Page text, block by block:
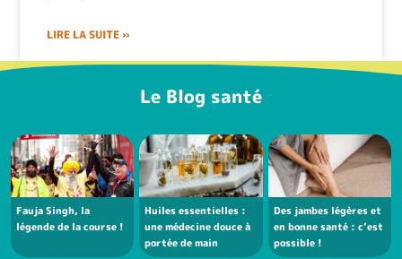
LIRE LA SUITE »
Le Blog santé
Fauja Singh, la
légende de la course !
Huiles essentielles :
une médecine douce à
portée de main
Des jambes légères et
en bonne santé : c’est
possible !